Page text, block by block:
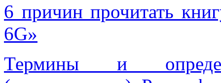
6 причин прочитать
6G»
Термины и